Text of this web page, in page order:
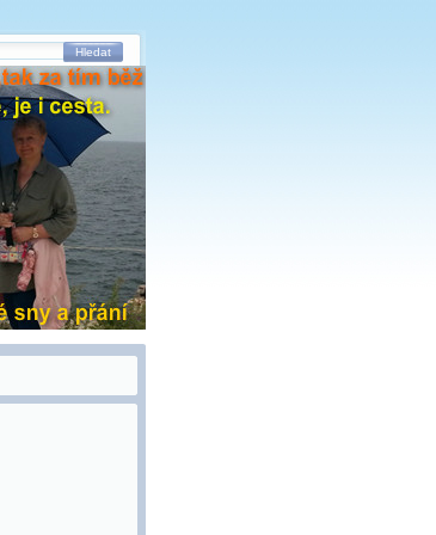
Hledat